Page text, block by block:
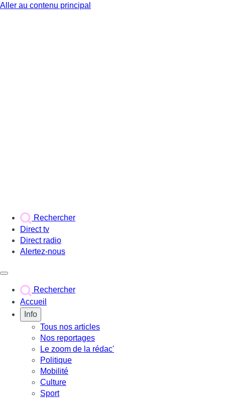
Aller au contenu principal
Rechercher
Direct tv
Direct radio
Alertez-nous
Rechercher
Accueil
Info
Tous nos articles
Nos reportages
Le zoom de la rédac'
Politique
Mobilité
Culture
Sport